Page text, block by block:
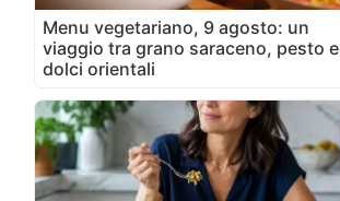
Menu vegetariano, 9 agosto: un
viaggio tra grano saraceno, pesto e
dolci orientali